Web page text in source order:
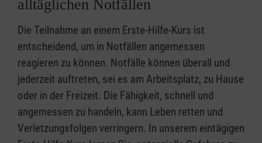
alltäglichen Notfällen
Die Teilnahme an einem Erste-Hilfe-Kurs ist
entscheidend, um in Notfällen angemessen
reagieren zu können. Notfälle können überall und
jederzeit auftreten, sei es am Arbeitsplatz, zu Hause
oder in der Freizeit. Die Fähigkeit, schnell und
angemessen zu handeln, kann Leben retten und
Verletzungsfolgen verringern. In unserem eintägigen